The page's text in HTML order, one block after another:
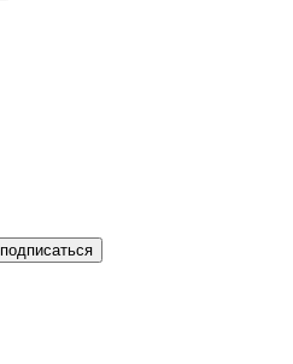
подписаться